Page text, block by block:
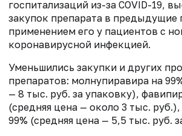
госпитализаций из-за COVID-19,
закупок препарата в предыдущие
применением его у пациентов с
коронавирусной инфекцией.
Уменьшились закупки и других
препаратов: молнупиравира на
— 8 тыс. руб. за упаковку),
(средняя цена — около 3 тыс.
99% (средняя цена — 5,5 тыс. руб.